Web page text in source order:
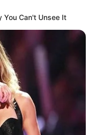
Can't Unsee It